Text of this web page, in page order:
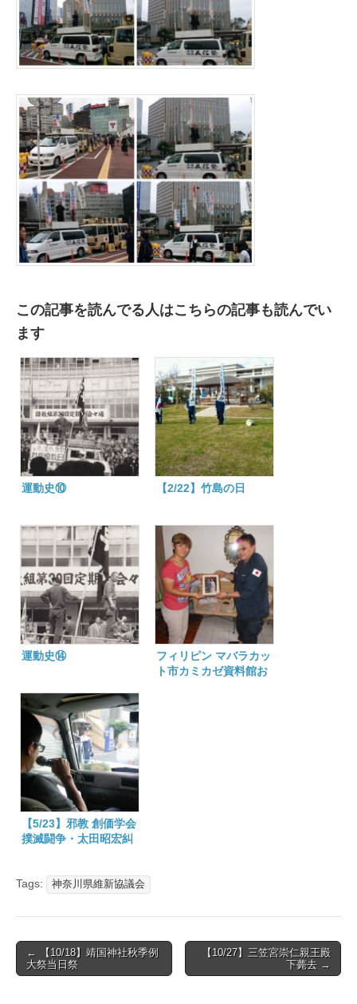
この記事を読んでる人はこちらの記事も読んでい
ます
運動史⑩ 【2/22】竹島の日
運動史⑭
フィリピン マバラカッ
ト市カミカゼ資料館お
【5/23】邪教 創価学会
撲滅闘争・太田昭宏糾
Tags: 神奈川県維新協議会
Post
navigation
← 【10/18】靖国神社秋季例
大祭当日祭
【10/27】三笠宮崇仁親王殿
下薨去 →